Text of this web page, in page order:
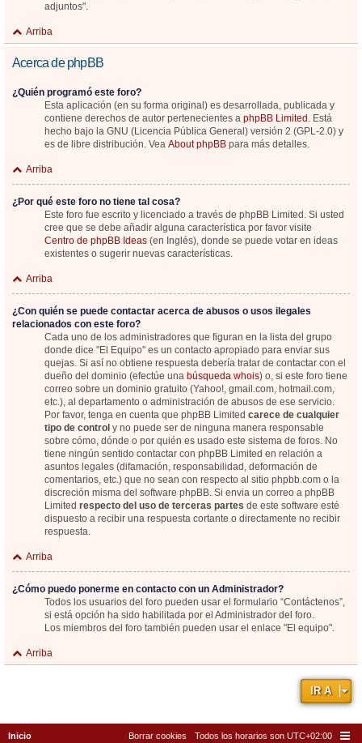
adjuntos".
Arriba
Acerca de phpBB
¿Quién programó este foro?
Esta aplicación (en su forma original) es desarrollada, publicada y
contiene derechos de autor pertenecientes a phpBB Limited . Está
hecho bajo la GNU (Licencia Pública General) versión 2 (GPL-2.0) y
es de libre distribución. Vea About phpBB para más detalles.
Arriba
¿Por qué este foro no tiene tal cosa?
Este foro fue escrito y licenciado a través de phpBB Limited. Si usted
cree que se debe añadir alguna característica por favor visite
Centro de phpBB Ideas (en Inglés), donde se puede votar en ideas
existentes o sugerir nuevas características.
Arriba
¿Con quién se puede contactar acerca de abusos o usos ilegales
relacionados con este foro?
Cada uno de los administradores que figuran en la lista del grupo
donde dice "El Equipo" es un contacto apropiado para enviar sus
quejas. Si así no obtiene respuesta debería tratar de contactar con el
dueño del dominio (efectúe una búsqueda whois) o, si este foro tiene
correo sobre un dominio gratuito (Yahoo!, gmail.com, hotmail.com,
etc.), al departamento o administración de abusos de ese servicio.
Por favor, tenga en cuenta que phpBB Limited carece de cualquier
tipo de control y no puede ser de ninguna manera responsable
sobre cómo, dónde o por quién es usado este sistema de foros. No
tiene ningún sentido contactar con phpBB Limited en relación a
asuntos legales (difamación, responsabilidad, deformación de
comentarios, etc.) que no sean con respecto al sitio phpbb.com o la
discreción misma del software phpBB. Si envia un correo a phpBB
Limited respecto del uso de terceras partes de este software esté
dispuesto a recibir una respuesta cortante o directamente no recibir
respuesta.
Arriba
¿Cómo puedo ponerme en contacto con un Administrador?
Todos los usuarios del foro pueden usar el formulario “Contáctenos”,
si está opción ha sido habilitada por el Administrador del foro.
Los miembros del foro también pueden usar el enlace "El equipo".
Arriba
IR A
Inicio Todos los horarios son UTC+02:00
Borrar cookies